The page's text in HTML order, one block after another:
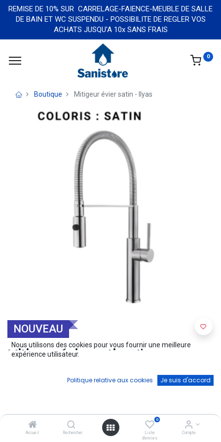
Accueil Rechercher
0
Liste
d'envies
Compte
REMISE DE 10% SUR CARRELAGE-FAIENCE-MEUBLE DE SALLE
DE BAIN ET WC SUSPENDU - POSSIBILITE DE REGLER VOS
ACHATS JUSQU'A 10x SANS FRAIS
0
Boutique Mitigeur évier satin - Ilyas
NOUVEAU
Mitigeur évier satin - Ilyas
Nous utilisons des cookies pour vous fournir une meilleure
expérience utilisateur.
Politique relative aux cookies Je suis d'accord